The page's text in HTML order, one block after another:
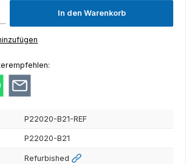
In den Warenkorb
P22020-B21-REF
P22020-B21
Refurbished